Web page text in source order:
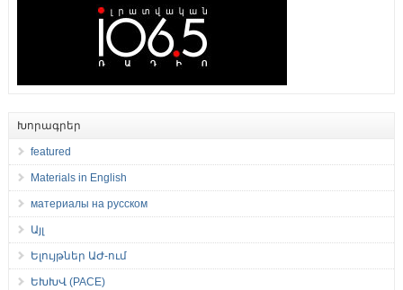
Խորագրեր
featured
Materials in English
материалы на русском
Այլ
Ելույթներ ԱԺ-ում
ԵԽԽՎ (PACE)